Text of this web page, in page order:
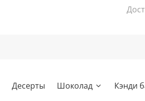
Десерты Шоколад Кэнди